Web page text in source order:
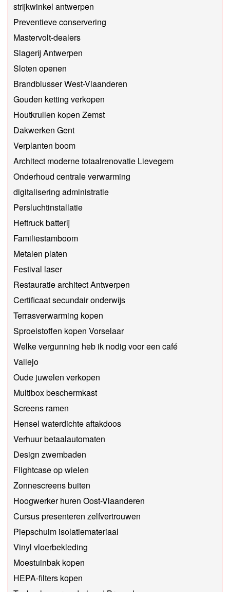
strijkwinkel antwerpen
Preventieve conservering
Mastervolt-dealers
Slagerij Antwerpen
Sloten openen
Brandblusser West-Vlaanderen
Gouden ketting verkopen
Houtkrullen kopen Zemst
Dakwerken Gent
Verplanten boom
Architect moderne totaalrenovatie Lievegem
Onderhoud centrale verwarming
digitalisering administratie
Persluchtinstallatie
Heftruck batterij
Familiestamboom
Metalen platen
Festival laser
Restauratie architect Antwerpen
Certificaat secundair onderwijs
Terrasverwarming kopen
Sproeistoffen kopen Vorselaar
Welke vergunning heb ik nodig voor een café
Vallejo
Oude juwelen verkopen
Multibox beschermkast
Screens ramen
Hensel waterdichte aftakdoos
Verhuur betaalautomaten
Design zwembaden
Flightcase op wielen
Zonnescreens buiten
Hoogwerker huren Oost-Vlaanderen
Cursus presenteren zelfvertrouwen
Piepschuim isolatiemateriaal
Vinyl vloerbekleding
Moestuinbak kopen
HEPA-filters kopen